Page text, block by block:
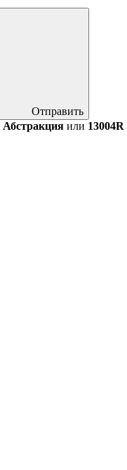
Отправить
Абстракция или 13004R